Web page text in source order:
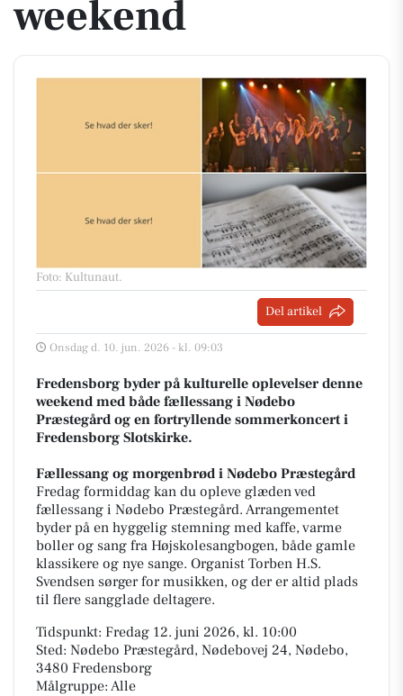
weekend
Foto: Kultunaut.
Del artikel
Onsdag d. 10. jun. 2026 - kl. 09:03
Fredensborg byder på kulturelle oplevelser denne
weekend med både fællessang i Nødebo
Præstegård og en fortryllende sommerkoncert i
Fredensborg Slotskirke.
Fællessang og morgenbrød i Nødebo Præstegård
Fredag formiddag kan du opleve glæden ved
fællessang i Nødebo Præstegård. Arrangementet
byder på en hyggelig stemning med kaffe, varme
boller og sang fra Højskolesangbogen, både gamle
klassikere og nye sange. Organist Torben H.S.
Svendsen sørger for musikken, og der er altid plads
til flere sangglade deltagere.
Tidspunkt: Fredag 12. juni 2026, kl. 10:00
Sted: Nødebo Præstegård, Nødebovej 24, Nødebo,
3480 Fredensborg
Målgruppe: Alle